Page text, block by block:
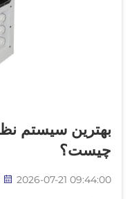
بهترین سیستم
چیست؟
2026-07-21 09:44:00